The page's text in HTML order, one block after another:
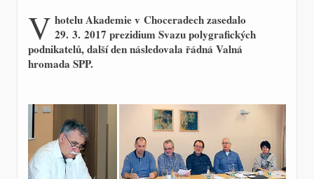
V hotelu Akademie v Choceradech zasedalo
29. 3. 2017 prezidium Svazu polygrafických
podnikatelů, další den následovala řádná Valná
hromada SPP.